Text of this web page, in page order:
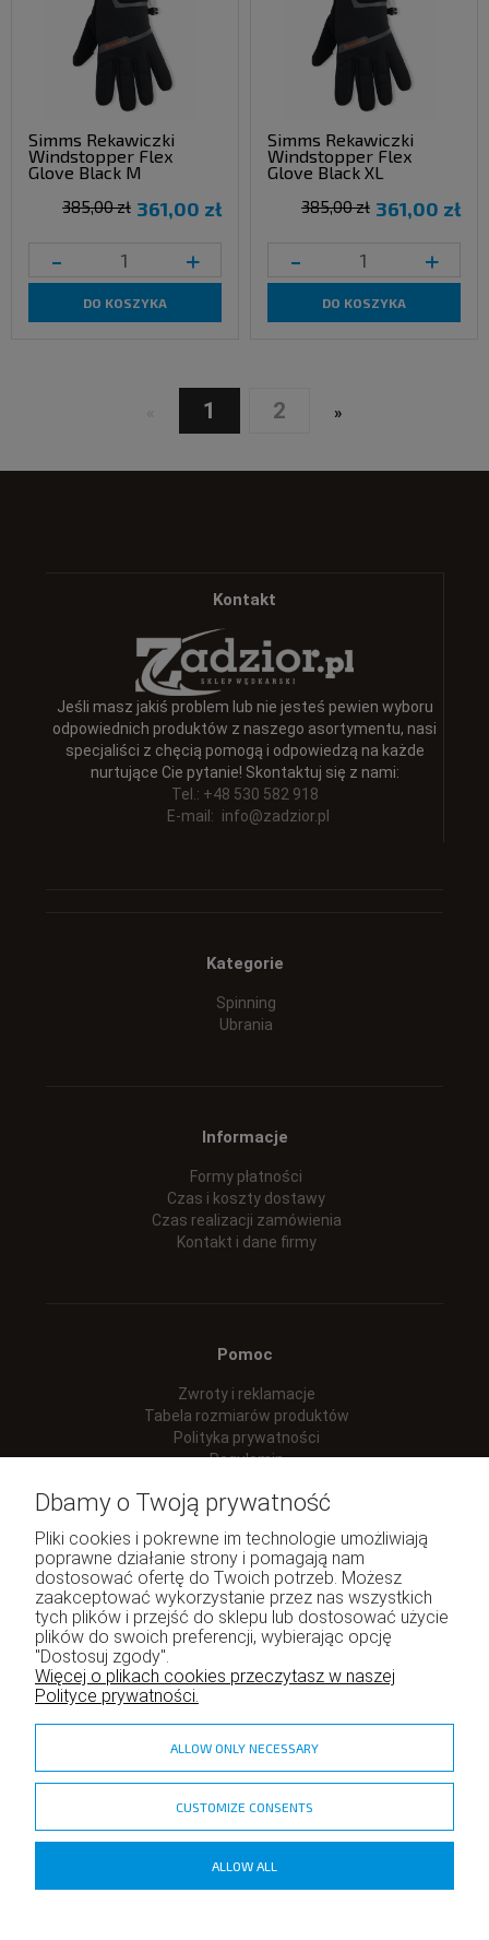
Simms Rekawiczki
Windstopper Flex
Glove Black M
361,00 zł
385,00 zł
- +
DO KOSZYKA
Simms Rekawiczki
Windstopper Flex
Glove Black XL
361,00 zł
385,00 zł
- +
DO KOSZYKA
1 2 »
Kontakt
Jeśli masz jakiś problem lub nie jesteś pewien wyboru
odpowiednich produktów z naszego asortymentu, nasi
specjaliści z chęcią pomogą i odpowiedzą na każde
nurtujące Cie pytanie! Skontaktuj się z nami:
Tel.: +48 530 582 918
E-mail: info@zadzior.pl
Kategorie
Spinning
Ubrania
Informacje
Formy płatności
Czas i koszty dostawy
Czas realizacji zamówienia
Kontakt i dane firmy
Pomoc
Zwroty i reklamacje
Tabela rozmiarów produktów
Polityka prywatności
Regulamin
Moje konto
Twoje zamówienia
Program lojalnościowy
Dbamy o Twoją prywatność
Pliki cookies i pokrewne im technologie umożliwiają
poprawne działanie strony i pomagają nam
dostosować ofertę do Twoich potrzeb. Możesz
zaakceptować wykorzystanie przez nas wszystkich
tych plików i przejść do sklepu lub dostosować użycie
plików do swoich preferencji, wybierając opcję
"Dostosuj zgody".
Więcej o plikach cookies przeczytasz w naszej
Polityce prywatności.
ALLOW ONLY NECESSARY
CUSTOMIZE CONSENTS
ALLOW ALL